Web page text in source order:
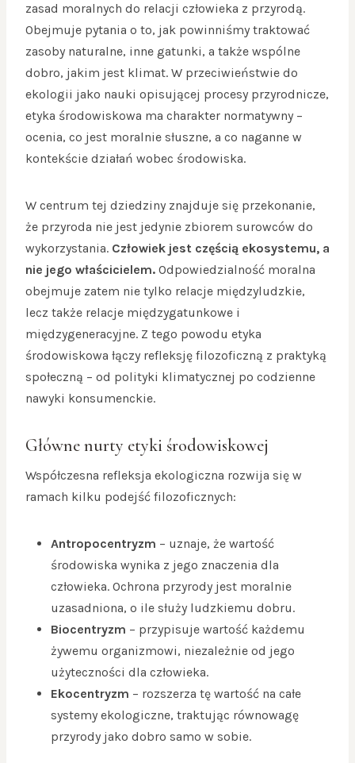
zasad moralnych do relacji człowieka z przyrodą.
Obejmuje pytania o to, jak powinniśmy traktować
zasoby naturalne, inne gatunki, a także wspólne
dobro, jakim jest klimat. W przeciwieństwie do
ekologii jako nauki opisującej procesy przyrodnicze,
etyka środowiskowa ma charakter normatywny –
ocenia, co jest moralnie słuszne, a co naganne w
kontekście działań wobec środowiska.
W centrum tej dziedziny znajduje się przekonanie,
że przyroda nie jest jedynie zbiorem surowców do
wykorzystania. Człowiek jest częścią ekosystemu, a
nie jego właścicielem. Odpowiedzialność moralna
obejmuje zatem nie tylko relacje międzyludzkie,
lecz także relacje międzygatunkowe i
międzygeneracyjne. Z tego powodu etyka
środowiskowa łączy refleksję filozoficzną z praktyką
społeczną – od polityki klimatycznej po codzienne
nawyki konsumenckie.
Główne nurty etyki środowiskowej
Współczesna refleksja ekologiczna rozwija się w
ramach kilku podejść filozoficznych:
Antropocentryzm – uznaje, że wartość
środowiska wynika z jego znaczenia dla
człowieka. Ochrona przyrody jest moralnie
uzasadniona, o ile służy ludzkiemu dobru.
Biocentryzm – przypisuje wartość każdemu
żywemu organizmowi, niezależnie od jego
użyteczności dla człowieka.
Ekocentryzm – rozszerza tę wartość na całe
systemy ekologiczne, traktując równowagę
przyrody jako dobro samo w sobie.